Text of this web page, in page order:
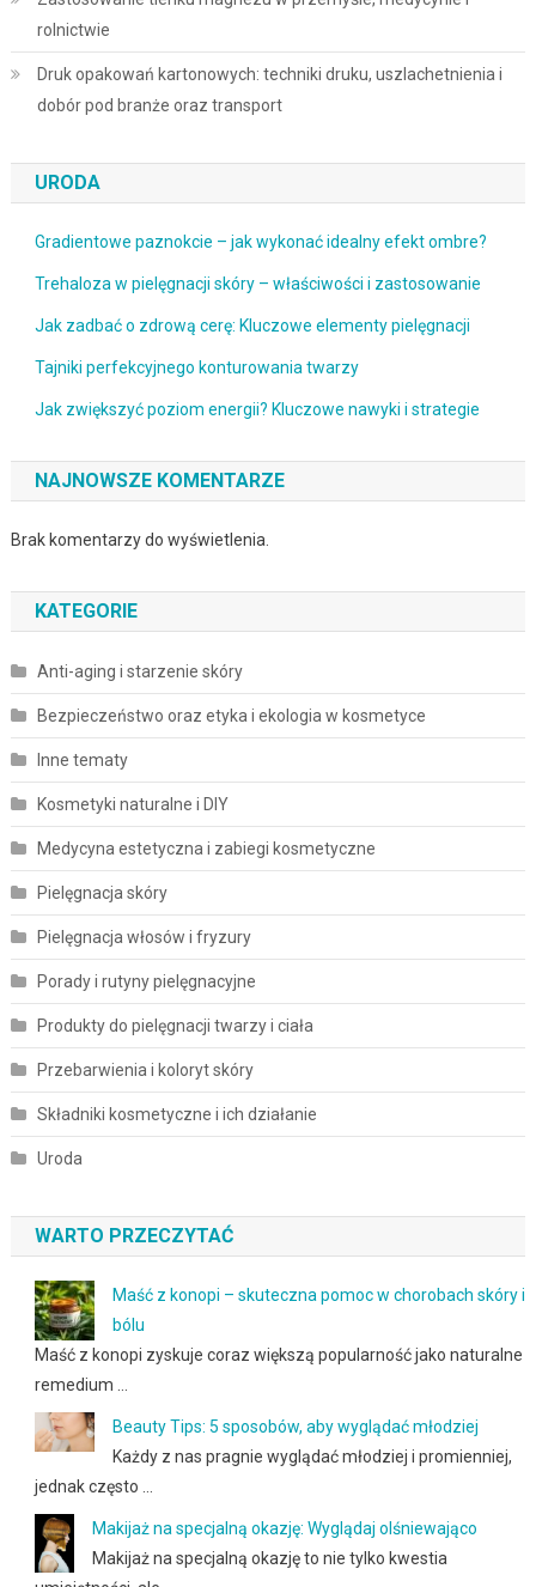
rolnictwie
Druk opakowań kartonowych: techniki druku, uszlachetnienia i
dobór pod branże oraz transport
URODA
Gradientowe paznokcie – jak wykonać idealny efekt ombre?
Trehaloza w pielęgnacji skóry – właściwości i zastosowanie
Jak zadbać o zdrową cerę: Kluczowe elementy pielęgnacji
Tajniki perfekcyjnego konturowania twarzy
Jak zwiększyć poziom energii? Kluczowe nawyki i strategie
NAJNOWSZE KOMENTARZE
Brak komentarzy do wyświetlenia.
KATEGORIE
Anti-aging i starzenie skóry
Bezpieczeństwo oraz etyka i ekologia w kosmetyce
Inne tematy
Kosmetyki naturalne i DIY
Medycyna estetyczna i zabiegi kosmetyczne
Pielęgnacja skóry
Pielęgnacja włosów i fryzury
Porady i rutyny pielęgnacyjne
Produkty do pielęgnacji twarzy i ciała
Przebarwienia i koloryt skóry
Składniki kosmetyczne i ich działanie
Uroda
WARTO PRZECZYTAĆ
Maść z konopi – skuteczna pomoc w chorobach skóry i
bólu
Maść z konopi zyskuje coraz większą popularność jako naturalne
remedium …
Beauty Tips: 5 sposobów, aby wyglądać młodziej
Każdy z nas pragnie wyglądać młodziej i promienniej,
jednak często …
Makijaż na specjalną okazję: Wyglądaj olśniewająco
Makijaż na specjalną okazję to nie tylko kwestia